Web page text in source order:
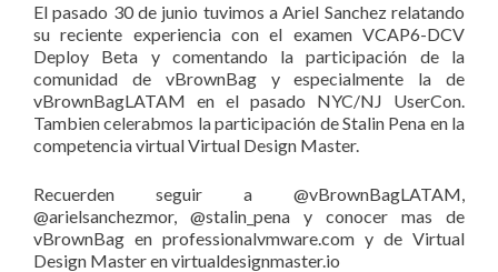
El pasado 30 de junio tuvimos a Ariel Sanchez relatando
su reciente experiencia con el examen VCAP6-DCV
Deploy Beta y comentando la participación de la
comunidad de vBrownBag y especialmente la de
vBrownBagLATAM en el pasado NYC/NJ UserCon.
Tambien celerabmos la participación de Stalin Pena en la
competencia virtual Virtual Design Master.
Recuerden seguir a @vBrownBagLATAM,
@arielsanchezmor, @stalin_pena y conocer mas de
vBrownBag en professionalvmware.com y de Virtual
Design Master en virtualdesignmaster.io